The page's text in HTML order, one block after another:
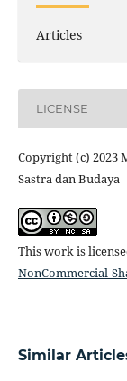
Articles
LICENSE
Copyright (c) 2023
Sastra dan Budaya
This work is
NonCommercial-
Similar